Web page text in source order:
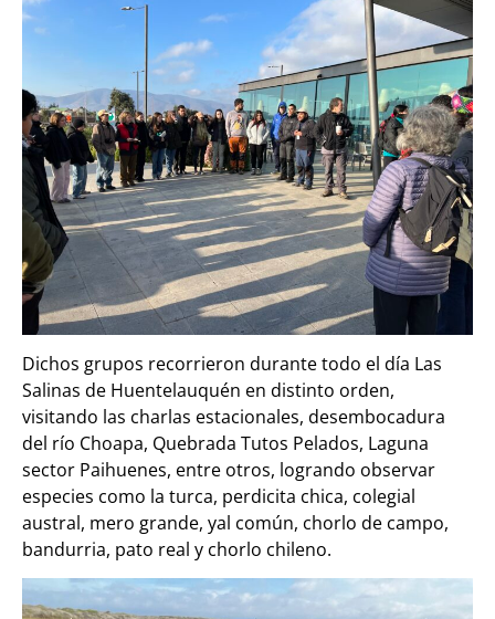
Dichos grupos recorrieron durante todo el día Las
Salinas de Huentelauquén en distinto orden,
visitando las charlas estacionales, desembocadura
del río Choapa, Quebrada Tutos Pelados, Laguna
sector Paihuenes, entre otros, logrando observar
especies como la turca, perdicita chica, colegial
austral, mero grande, yal común, chorlo de campo,
bandurria, pato real y chorlo chileno.